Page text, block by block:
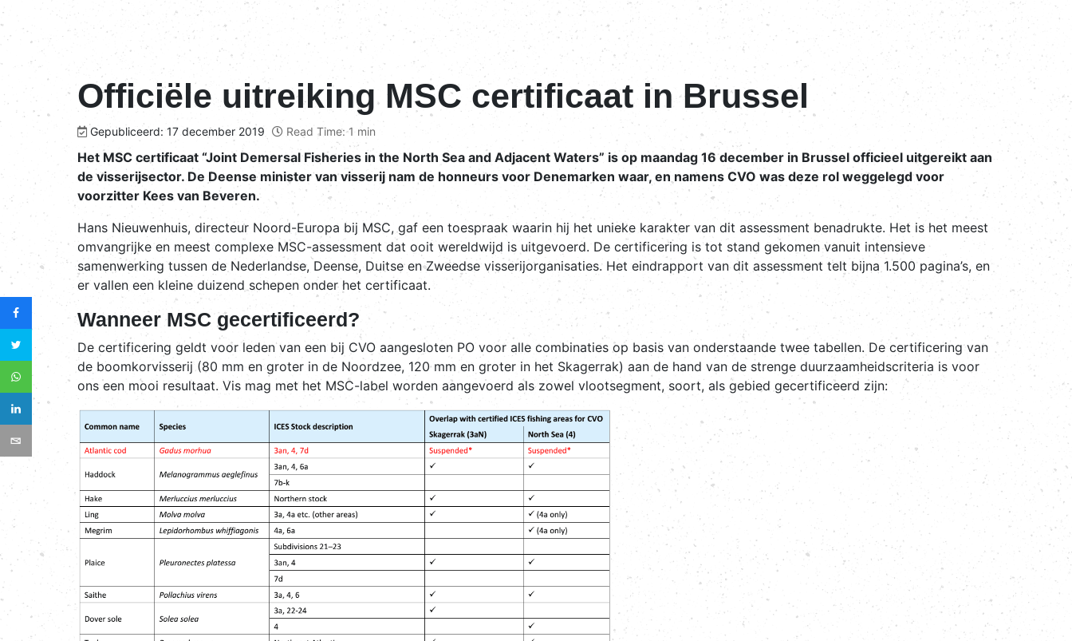
Officiële uitreiking MSC certificaat in Brussel
Gepubliceerd: 17 december 2019 Read Time: 1 min
Het MSC certificaat “Joint Demersal Fisheries in the North Sea and Adjacent Waters” is op maandag 16 december in Brussel officieel uitgereikt aan
de visserijsector. De Deense minister van visserij nam de honneurs voor Denemarken waar, en namens CVO was deze rol weggelegd voor
voorzitter Kees van Beveren.
Hans Nieuwenhuis, directeur Noord-Europa bij MSC, gaf een toespraak waarin hij het unieke karakter van dit assessment benadrukte. Het is het meest
omvangrijke en meest complexe MSC-assessment dat ooit wereldwijd is uitgevoerd. De certificering is tot stand gekomen vanuit intensieve
samenwerking tussen de Nederlandse, Deense, Duitse en Zweedse visserijorganisaties. Het eindrapport van dit assessment telt bijna 1.500 pagina’s, en
er vallen een kleine duizend schepen onder het certificaat.
Wanneer MSC gecertificeerd?
De certificering geldt voor leden van een bij CVO aangesloten PO voor alle combinaties op basis van onderstaande twee tabellen. De certificering van
de boomkorvisserij (80 mm en groter in de Noordzee, 120 mm en groter in het Skagerrak) aan de hand van de strenge duurzaamheidscriteria is voor
ons een mooi resultaat. Vis mag met het MSC-label worden aangevoerd als zowel vlootsegment, soort, als gebied gecertificeerd zijn: